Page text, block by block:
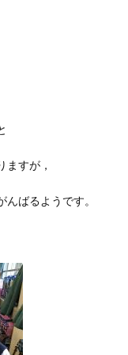
ますが，
んばるようです。